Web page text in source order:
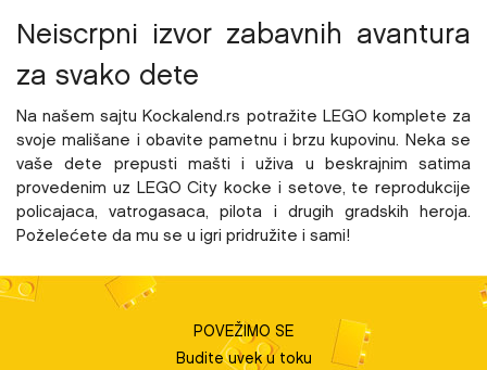
Neiscrpni izvor zabavnih avantura
za svako dete
Na našem sajtuKockalend.rs potražite LEGO komplete za
svoje mališane i obavite pametnu i brzu kupovinu. Neka se
vaše dete prepusti mašti i uživa u beskrajnim satima
provedenim uz LEGO City kocke i setove, te reprodukcije
policajaca, vatrogasaca, pilota i drugih gradskih heroja.
Poželećete da mu se u igri pridružite i sami!
POVEŽIMO SE
Budite uvek u toku